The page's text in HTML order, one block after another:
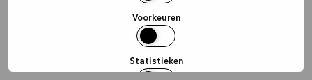
Voorkeuren
Statistieken